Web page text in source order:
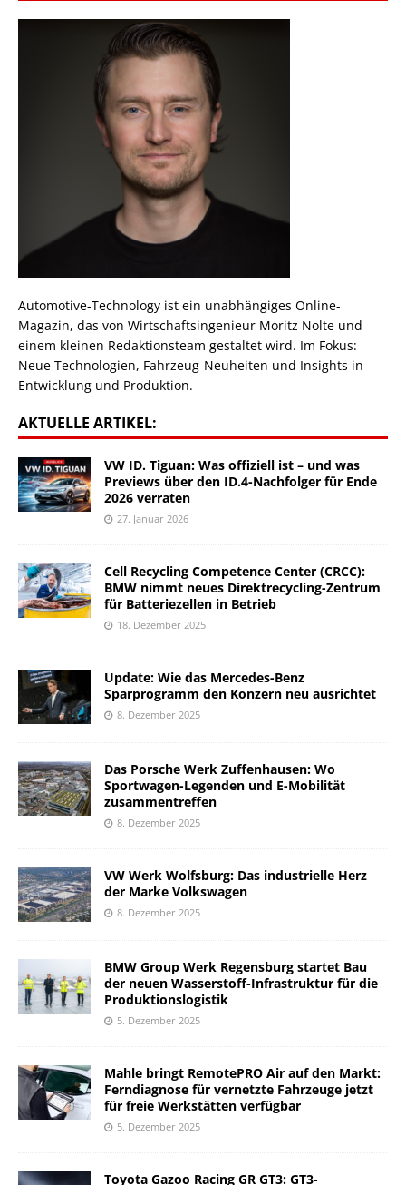
Automotive-Technology ist ein unabhängiges Online-
Magazin, das von Wirtschaftsingenieur Moritz Nolte und
einem kleinen Redaktionsteam gestaltet wird. Im Fokus:
Neue Technologien, Fahrzeug-Neuheiten und Insights in
Entwicklung und Produktion.
AKTUELLE ARTIKEL:
VW ID. Tiguan: Was offiziell ist – und was
Previews über den ID.4-Nachfolger für Ende
2026 verraten
27. Januar 2026
Cell Recycling Competence Center (CRCC):
BMW nimmt neues Direktrecycling-Zentrum
für Batteriezellen in Betrieb
18. Dezember 2025
Update: Wie das Mercedes-Benz
Sparprogramm den Konzern neu ausrichtet
8. Dezember 2025
Das Porsche Werk Zuffenhausen: Wo
Sportwagen-Legenden und E-Mobilität
zusammentreffen
8. Dezember 2025
VW Werk Wolfsburg: Das industrielle Herz
der Marke Volkswagen
8. Dezember 2025
BMW Group Werk Regensburg startet Bau
der neuen Wasserstoff-Infrastruktur für die
Produktionslogistik
5. Dezember 2025
Mahle bringt RemotePRO Air auf den Markt:
Ferndiagnose für vernetzte Fahrzeuge jetzt
für freie Werkstätten verfügbar
5. Dezember 2025
Toyota Gazoo Racing GR GT3: GT3-